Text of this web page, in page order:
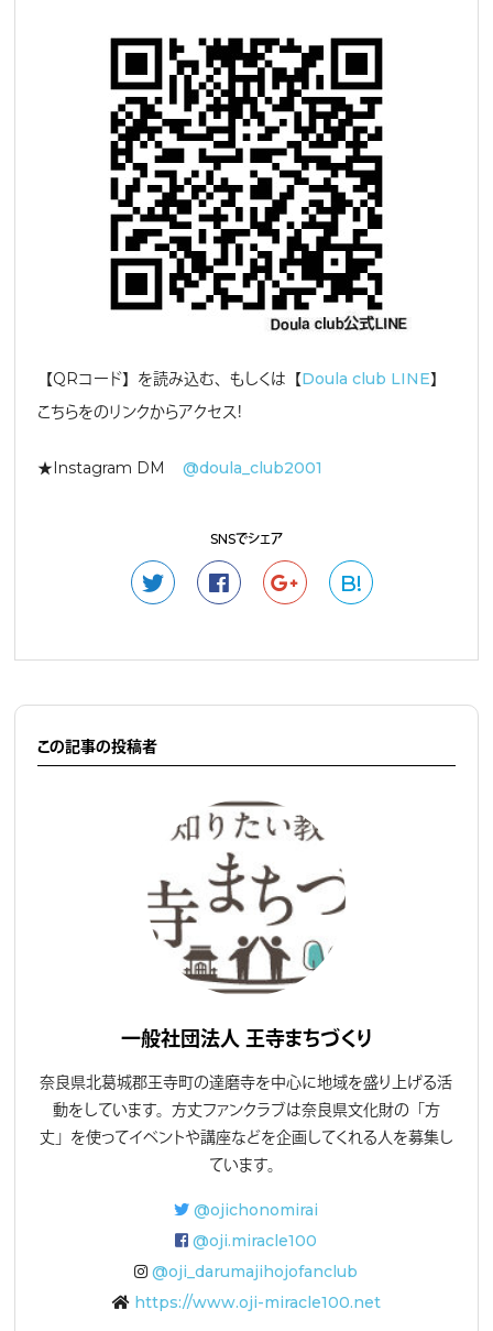
【QRコード】を読み込む、もしくは【Doula club LINE】
こちらをのリンクからアクセス！
★Instagram DM@doula_club2001
SNSでシェア
B!
この記事の投稿者
一般社団法人 王寺まちづくり
奈良県北葛城郡王寺町の達磨寺を中心に地域を盛り上げる活
動をしています。方丈ファンクラブは奈良県文化財の「方
丈」を使ってイベントや講座などを企画してくれる人を募集し
ています。
@ojichonomirai
@oji.miracle100
@oji_darumajihojofanclub
https://www.oji-miracle100.net